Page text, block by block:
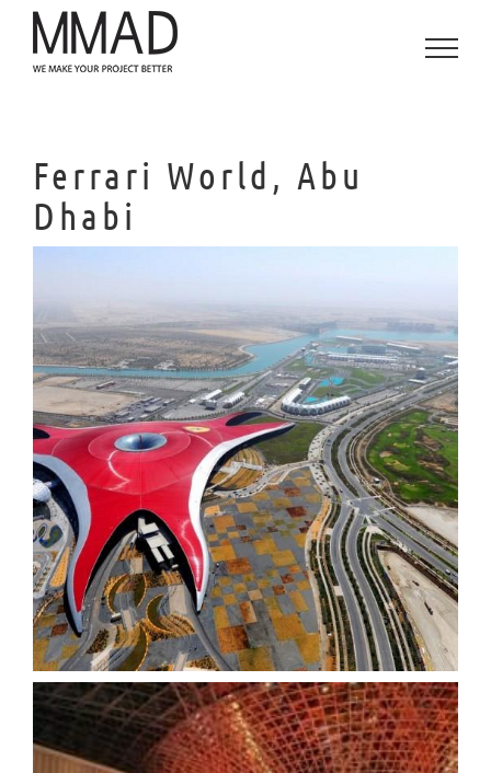
Saltar
contenido
Ferrari World, Abu
Dhabi